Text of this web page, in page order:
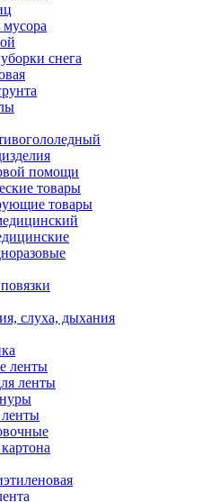
снега
помощи
товары
товары
слуха, дыхания
ленты
ленты